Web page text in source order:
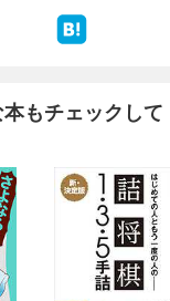
もチェックして